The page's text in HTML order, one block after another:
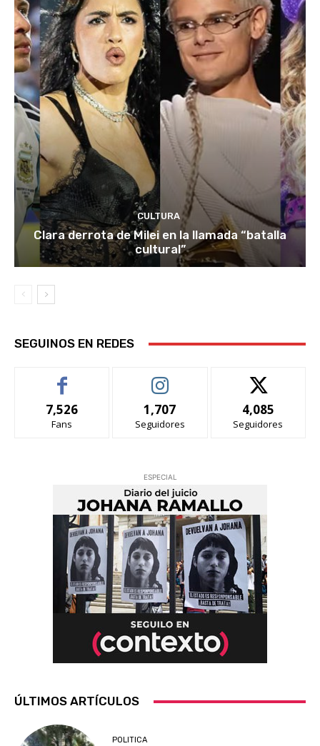
CULTURA
Clara derrota de Milei en la llamada “batalla
cultural”
SEGUINOS EN REDES
7,526
Fans
1,707
Seguidores
4,085
Seguidores
ESPECIAL
ÚLTIMOS ARTÍCULOS
POLITICA